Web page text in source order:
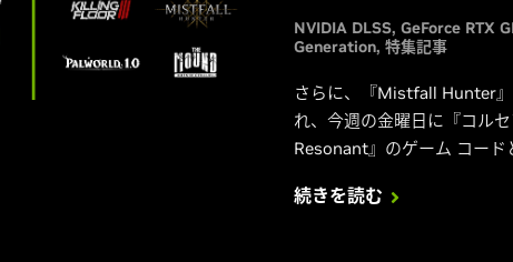
NVIDIA DLSS GeForce RTX
Generation 特集記事
さらに、『Mistfall Hunter』
れ、今週の金曜日に『コル
Resonant』のゲーム コード
続きを読む